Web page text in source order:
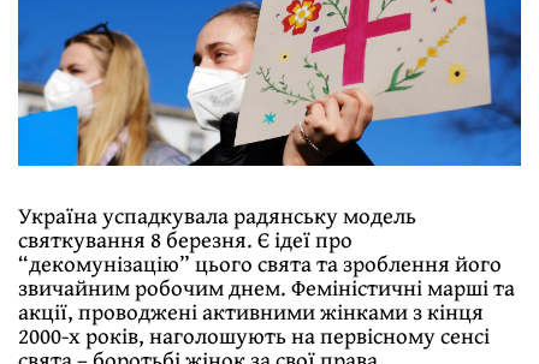
Україна успадкувала радянську модель
святкування 8 березня. Є iдеї про
“декомунiзацiю” цього свята та зроблення його
звичайним робочим днем. Фемiнiстичнi маршi та
акцiї, проводженi активними жiнками з кiнця
2000-х рокiв, наголошують на первiсному сенсi